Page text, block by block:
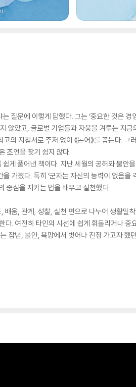
질문에 이렇게 답했다. 그는 ‘중요한 것은 경
않았고, 글로벌 기업들과 자웅을 겨루는 지
지침서로 주저 없이 《논어》를 꼽는다. 그
조언을 찾기 쉽지 않다.
게 풀어낸 책이다. 지난 세월의 공허와 불안
을 가졌다. 특히 ‘군자는 자신의 능력이 없음을
중심을 지키는 법을 배우고 실천했다.
배움, 관계, 성찰, 실천 편으로 나누어 생활밀
다. 여전히 타인의 시선에 쉽게 휘둘리거나 중
잡념, 불안, 욕망에서 벗어나 진정 가고자 했